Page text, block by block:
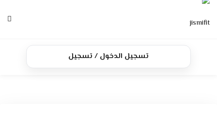
Skip
تسجيل الدخول / تسجيل
الرئيسية